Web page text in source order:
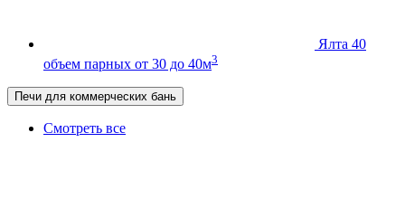
Ялта 40
объем парных от 30 до 40м3
Печи для коммерческих бань
Смотреть все